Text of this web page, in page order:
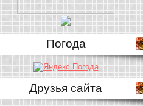
Погода
Друзья сайта